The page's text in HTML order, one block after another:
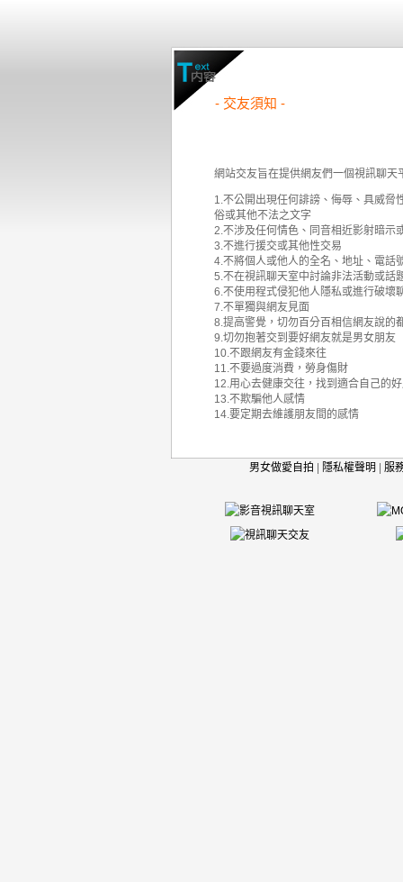
- 交友須知 -
網站交友旨在提供網友們一個視訊聊
1.不公開出現任何誹謗、侮辱、具威脅
俗或其他不法之文字
2.不涉及任何情色、同音相近影射暗示
3.不進行援交或其他性交易
4.不將個人或他人的全名、地址、電話
5.不在視訊聊天室中討論非法活動或話
6.不使用程式侵犯他人隱私或進行破壞
7.不單獨與網友見面
8.提高警覺，切勿百分百相信網友說的
9.切勿抱著交到要好網友就是男女朋友
10.不跟網友有金錢來往
11.不要過度消費，勞身傷財
12.用心去健康交往，找到適合自己的
13.不欺騙他人感情
14.要定期去維護朋友間的感情
男女做愛自拍 隱私權聲明 服